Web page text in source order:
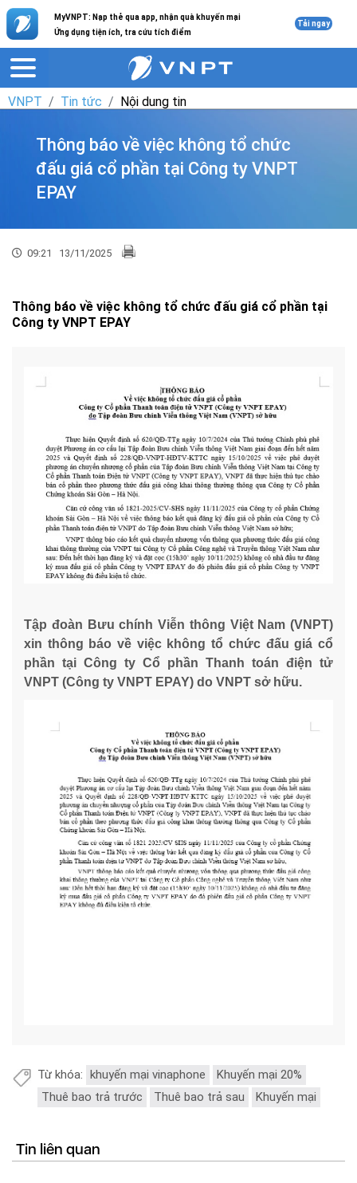
MyVNPT: Nạp thẻ qua app, nhận quà khuyến mại
Ứng dụng tiện ích, tra cứu tích điểm
Tải ngay
VNPT Tin tức Nội dung tin
Thông báo về việc không tổ chức
đấu giá cổ phần tại Công ty VNPT
EPAY
09:21 13/11/2025
Thông báo về việc không tổ chức đấu giá cổ phần tại
Công ty VNPT EPAY
Tập đoàn Bưu chính Viễn thông Việt Nam (VNPT)
xin thông báo về việc không tổ chức đấu giá cổ
phần tại Công ty Cổ phần Thanh toán điện tử
VNPT (Công ty VNPT EPAY) do VNPT sở hữu.
Từ khóa: khuyến mại vinaphone
Khuyến mại 20%
Thuê bao trả trước
Thuê bao trả sau Khuyến mại
Tin liên quan